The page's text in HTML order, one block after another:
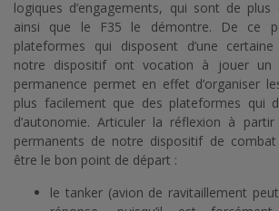
logiques d’engagements, qui sont de
ainsi que le F35 le démontre. De ce
plateformes qui disposent d’une
notre dispositif ont vocation à jouer un
permanence permet en effet d’organiser
plus facilement que des plateformes qui
d’autonomie. Articuler la réflexion à
permanents de notre dispositif de
être le bon point de départ :
le tanker (avion de ravitaillement